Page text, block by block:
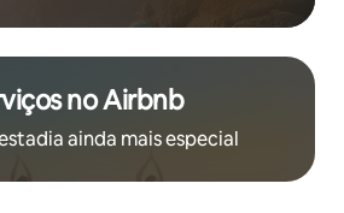
no Airbnb
ainda mais especial